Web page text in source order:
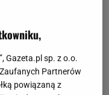
Gazeta.pl sp. z o.o.
Partnerów
powiązaną z